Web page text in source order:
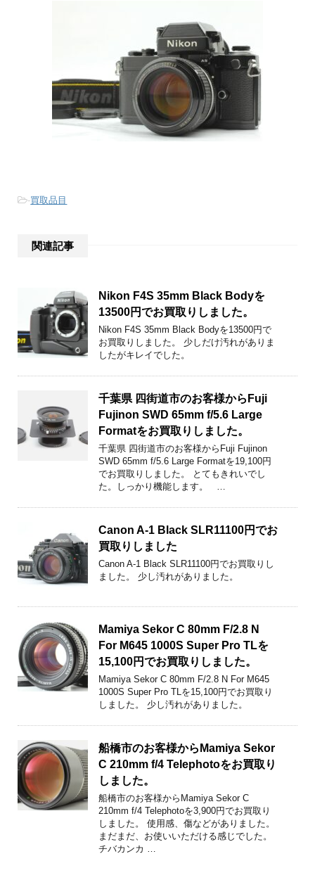
-買取品目
関連記事
Nikon F4S 35mm Black Bodyを
13500円でお買取りしました。
Nikon F4S 35mm Black Bodyを13500円で
お買取りしました。 少しだけ汚れがありま
したがキレイでした。
千葉県 四街道市のお客様からFuji
Fujinon SWD 65mm f/5.6 Large
Formatをお買取りしました。
千葉県 四街道市のお客様からFuji Fujinon
SWD 65mm f/5.6 Large Formatを19,100円
でお買取りしました。 とてもきれいでし
た。しっかり機能します。 …
Canon A-1 Black SLR11100円でお
買取りしました
Canon A-1 Black SLR11100円でお買取りし
ました。 少し汚れがありました。
Mamiya Sekor C 80mm F/2.8 N
For M645 1000S Super Pro TLを
15,100円でお買取りしました。
Mamiya Sekor C 80mm F/2.8 N For M645
1000S Super Pro TLを15,100円でお買取り
しました。 少し汚れがありました。
船橋市のお客様からMamiya Sekor
C 210mm f/4 Telephotoをお買取り
しました。
船橋市のお客様からMamiya Sekor C
210mm f/4 Telephotoを3,900円でお買取り
しました。 使用感、傷などがありました。
まだまだ、お使いいただける感じでした。
チバカンカ …